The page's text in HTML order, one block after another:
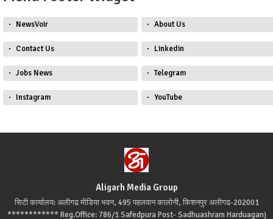
NewsVoir About Us
Contact Us Linkedin
Jobs News Telegram
Instagram YouTube
Aligarh Media Group
सिटी कार्यालय: अलीगढ मीडिया भवन, 495 पहलवान कालोनी, किशनपुर अलीगढ-202001
************ Reg.Office: 786/1 Safedpura Post- Sadhuashram Harduaganj